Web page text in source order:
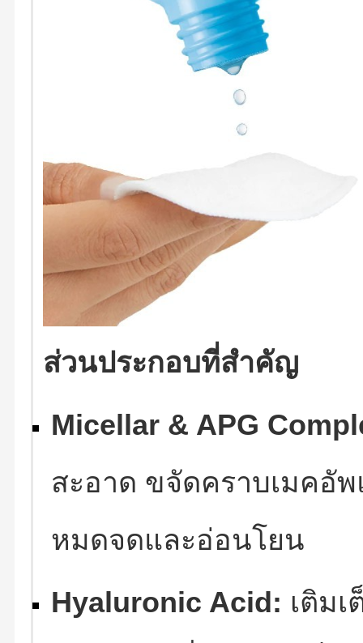
ส่วนประกอบที่สำคัญ
Micellar & APG
สะอาด ขจัดคราบเมคอั
หมดจดและอ่อนโยน
Hyaluronic Acid: เติม